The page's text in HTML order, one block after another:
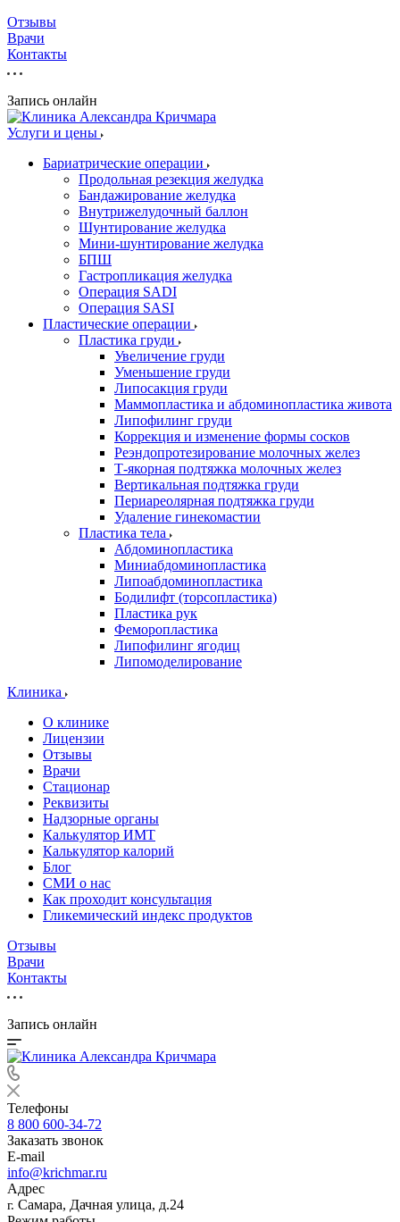
Отзывы
Врачи
Контакты
Запись онлайн
Услуги и цены
Бариатрические операции
Продольная резекция желудка
Бандажирование желудка
Внутрижелудочный баллон
Шунтирование желудка
Мини-шунтирование желудка
БПШ
Гастропликация желудка
Операция SADI
Операция SASI
Пластические операции
Пластика груди
Увеличение груди
Уменьшение груди
Липосакция груди
Маммопластика и абдоминопластика живота
Липофилинг груди
Коррекция и изменение формы сосков
Реэндопротезирование молочных желез
Т-якорная подтяжка молочных желез
Вертикальная подтяжка груди
Периареолярная подтяжка груди
Удаление гинекомастии
Пластика тела
Абдоминопластика
Миниабдоминопластика
Липоабдоминопластика
Бодилифт (торсопластика)
Пластика рук
Феморопластика
Липофилинг ягодиц
Липомоделирование
Клиника
О клинике
Лицензии
Отзывы
Врачи
Стационар
Реквизиты
Надзорные органы
Калькулятор ИМТ
Калькулятор калорий
Блог
СМИ о нас
Как проходит консультация
Гликемический индекс продуктов
Отзывы
Врачи
Контакты
Запись онлайн
Телефоны
8 800 600-34-72
Заказать звонок
E-mail
info@krichmar.ru
Адрес
г. Самара, Дачная улица, д.24